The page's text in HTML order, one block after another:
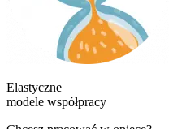
Elastyczne
modele współpracy